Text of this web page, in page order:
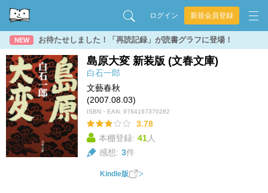
ログイン 新規会員登録
NEW お待たせしました！「再読記録」が読書グラフに登場！
島原大変 新装版 (文春文庫)
白石一郎
文藝春秋
(2007.08.03)
ISBN・EAN: 9784167370282
3.78
本棚登録: 41人
感想: 3件
Kindle版